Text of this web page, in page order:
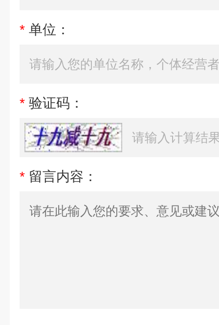
* 单位：
* 验证码：
* 留言内容：